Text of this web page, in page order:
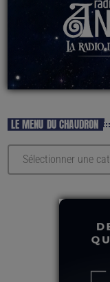
LE MENU DU CHAUDRON